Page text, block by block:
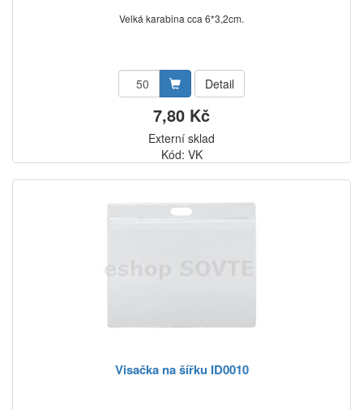
Velká karabina cca 6*3,2cm.
Detail
7,80 Kč
Externí sklad
Kód: VK
Visačka na šířku ID0010